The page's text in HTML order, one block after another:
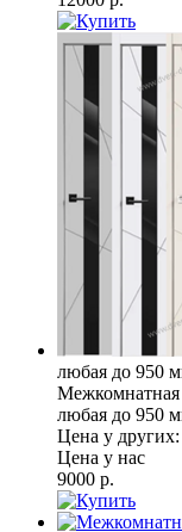
любая до 950
Межкомнатная
любая до 950
Цена у других:
Цена у нас
9000 р.